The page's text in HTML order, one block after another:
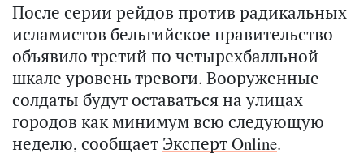
После серии рейдов против радикальных
исламистов бельгийское правительство
объявило третий по четырехбалльной
шкале уровень тревоги. Вооруженные
солдаты будут оставаться на улицах
городов как минимум всю следующую
неделю, сообщает Эксперт Online.